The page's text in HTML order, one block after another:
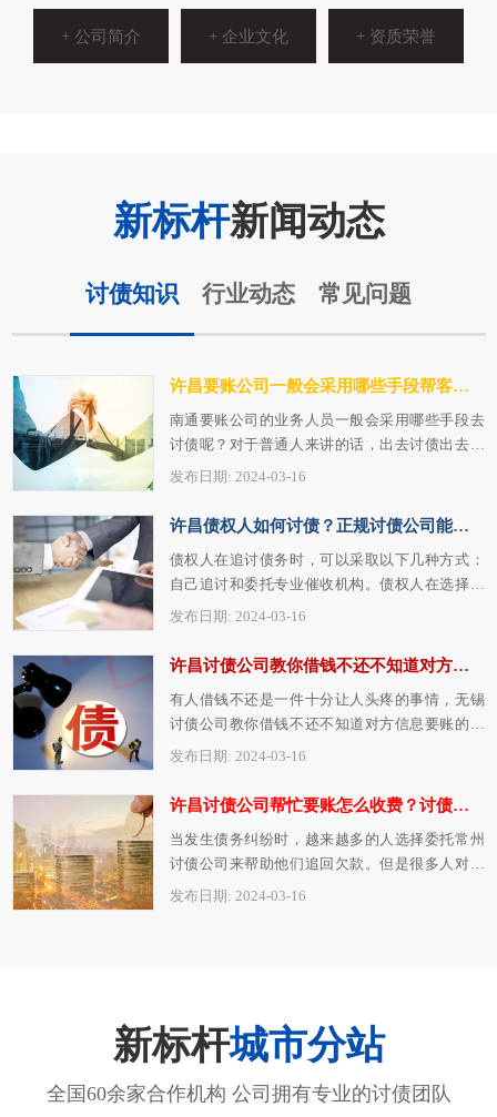
+ 公司简介 + 企业文化 + 资质荣誉
新标杆新闻动态
讨债知识 行业动态 常见问题
许昌要账公司一般会采用哪些手段帮客户讨债
南通要账公司的业务人员一般会采用哪些手段去
讨债呢？对于普通人来讲的话，出去讨债出去要
欠款，可能就是打个电话过去，然后询问一…
发布日期: 2024-03-16
许昌债权人如何讨债？正规讨债公司能提供哪些助力？
债权人在追讨债务时，可以采取以下几种方式：
自己追讨和委托专业催收机构。债权人在选择南
京讨债公司时应慎重考虑，选择信誉良好、…
发布日期: 2024-03-16
许昌讨债公司教你借钱不还不知道对方信息要账的具体步骤
有人借钱不还是一件十分让人头疼的事情，无锡
讨债公司教你借钱不还不知道对方信息要账的具
体步骤，当对方的信息一无所知的情况下，…
发布日期: 2024-03-16
许昌讨债公司帮忙要账怎么收费？讨债公司的收费依据分享
当发生债务纠纷时，越来越多的人选择委托常州
讨债公司来帮助他们追回欠款。但是很多人对于
常州讨债公司的收费标准并不清楚，这也成…
发布日期: 2024-03-16
新标杆城市分站
全国60余家合作机构 公司拥有专业的讨债团队